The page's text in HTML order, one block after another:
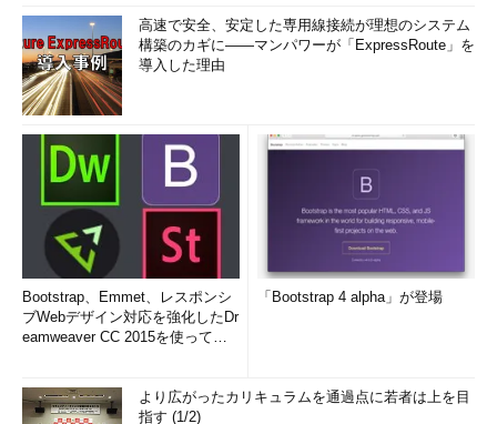
高速で安全、安定した専用線接続が理想のシステム
構築のカギに――マンパワーが「ExpressRoute」を
導入した理由
Bootstrap、Emmet、レスポンシ
ブWebデザイン対応を強化したDr
eamweaver CC 2015を使って
「Bootstrap 4 alpha」が登場
より広がったカリキュラムを通過点に若者は上を目
指す (1/2)